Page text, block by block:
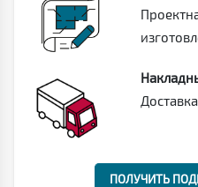
ПОЛУЧИТЬ